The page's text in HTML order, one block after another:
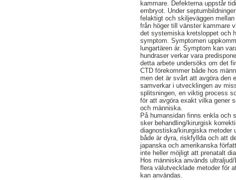
kammare. Defekterna uppstår
embryot. Under
felaktigt och skiljeväggen
från höger till vänster kammare
det systemiska kretsloppet och
symptom. Symptomen
lungartären är. Symptom kan
hundraser verkar vara
detta arbete undersöks om det
CTD förekommer både hos
men det är svårt att avgöra den
samverkar i utvecklingen av
splitsningen, en viktig process
för att avgöra exakt vilka gener
och människa.
På humansidan finns enkla och
sker behandling/kirurgisk
diagnostiska/kirurgiska metoder
både är dyra, riskfyllda och att
japanska och amerikanska
inte heller möjligt att prenatalt
Hos människa används
flera välutvecklade metoder för
kan användas.